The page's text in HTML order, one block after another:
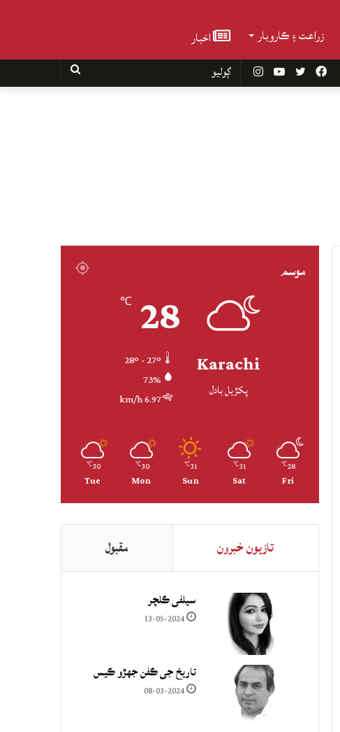
زراعت ۽ ڪاروبار اخبار
InstagramYouTube Twitter
Facebook
موسم
Karachi
پکڙيل بادل
28
℃
73%
6.97 km/h
28
℃
Fri
31
℃
Sat
31
℃
Sun
30
℃
Mon
30
℃
Tue
تازيون خبرون مقبول
سيلفي ڪلچر
13-05-2024
تاريخ جي ڪفن جھڙو ڪيس
08-03-2024